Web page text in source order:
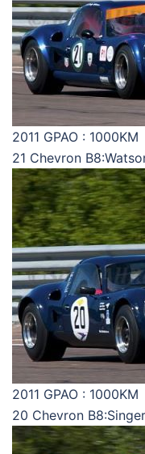
2011 GPAO : 1000KM
21 Chevron
2011 GPAO : 1000KM
20 Chevron